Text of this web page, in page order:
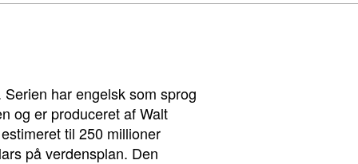
har engelsk som sprog
og er produceret af Walt
til 250 millioner
på verdensplan. Den